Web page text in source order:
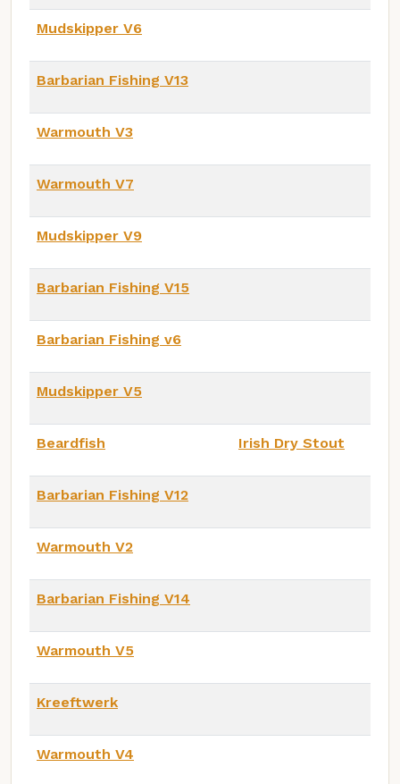
Mudskipper V6
Barbarian Fishing V13
Warmouth V3
Warmouth V7
Mudskipper V9
Barbarian Fishing V15
Barbarian Fishing v6
Mudskipper V5
Beardfish Irish Dry Stout
Barbarian Fishing V12
Warmouth V2
Barbarian Fishing V14
Warmouth V5
Kreeftwerk
Warmouth V4